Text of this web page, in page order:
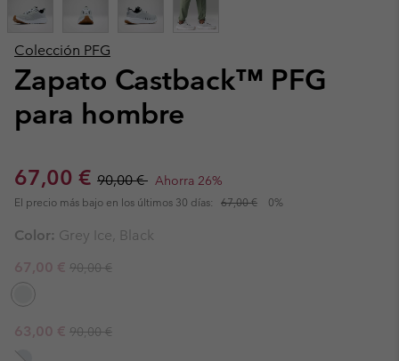
Colección PFG
Zapato Castback™ PFG
para hombre
Sale price:
67,00 € Regular price:
90,00 € Ahorra 26%
El precio más bajo en los últimos 30 días: 67,00 € 0%
Color: Grey Ice, Black
Sale price:
67,00 € Regular price:
90,00 €
Sale price:
63,00 € Regular price:
90,00 €